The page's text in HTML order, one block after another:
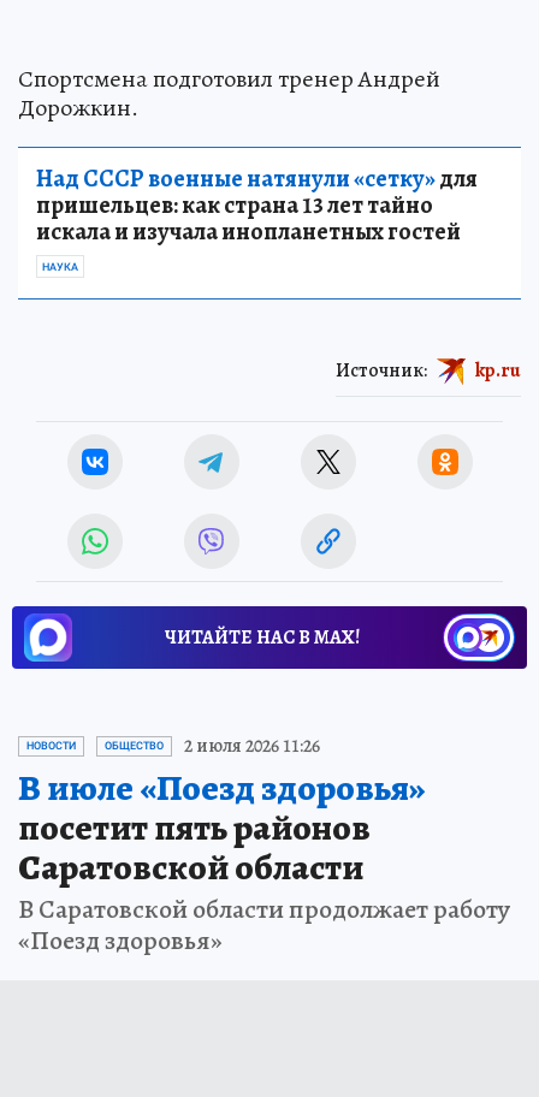
Спортсмена подготовил тренер Андрей
Дорожкин.
Над СССР военные натянули «сетку»для
пришельцев: как страна 13 лет тайно
искала и изучала инопланетных гостей
НАУКА
Источник: kp.ru
ЧИТАЙТЕ НАС В МАХ!
НОВОСТИ ОБЩЕСТВО 2 июля 2026 11:26
В июле «Поезд здоровья»
посетит пять районов
Саратовской области
В Саратовской области продолжает работу
«Поезд здоровья»